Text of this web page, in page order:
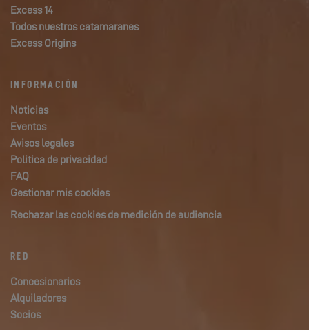
Excess 14
Todos nuestros catamaranes
Excess Origins
INFORMACIÓN
Noticias
Eventos
Avisos legales
Politica de privacidad
FAQ
Gestionar mis cookies
Rechazar las cookies de medición de audiencia
RED
Concesionarios
Alquiladores
Socios